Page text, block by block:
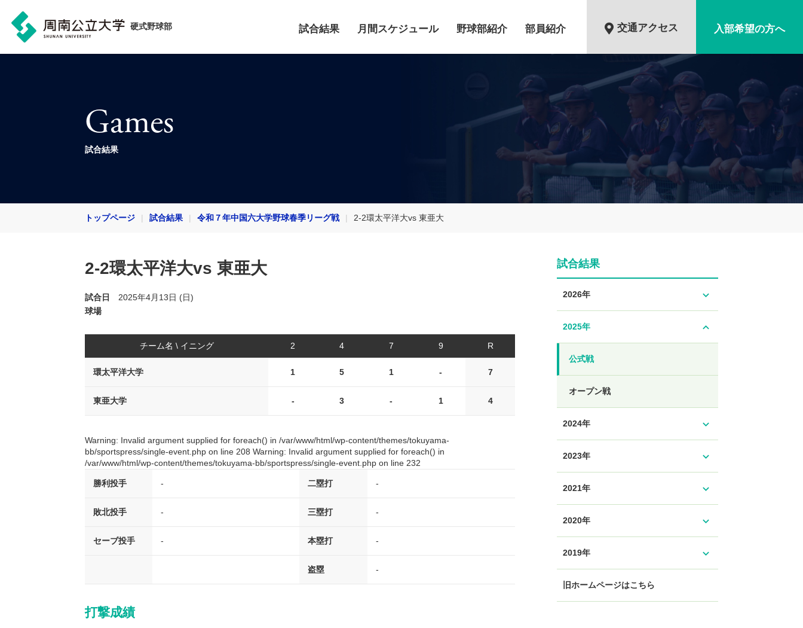
硬式野球部 試合結果 月間スケジュール 野球部紹介 部員紹介 交通アクセス 入部希望の方へ
Games
試合結果
トップページ 試合結果 令和７年中国六大学野球春季リーグ戦 2-2環太平洋大vs 東亜大
2-2環太平洋大vs 東亜大
試合日
2025年4月13日 (日)
球場
チーム名 \ イニング 2 4 7 9 R
環太平洋大学 1 5 1 - 7
東亜大学 - 3 - 1 4
Warning: Invalid argument supplied for foreach() in /var/www/html/wp-content/themes/tokuyama-
bb/sportspress/single-event.php on line 208 Warning: Invalid argument supplied for foreach() in
/var/www/html/wp-content/themes/tokuyama-bb/sportspress/single-event.php on line 232
勝利投手 - 二塁打 -
敗北投手 - 三塁打 -
セーブ投手 - 本塁打 -
盗塁 -
打撃成績
試合結果
2026年 expand_more
2025年 expand_less
公式戦
オープン戦
2024年 expand_more
2023年 expand_more
2021年 expand_more
2020年 expand_more
2019年 expand_more
旧ホームページはこちら